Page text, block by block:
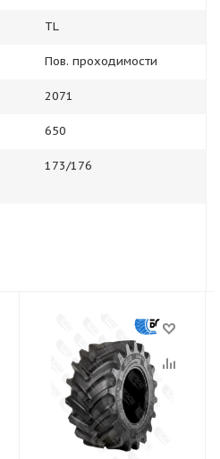
TL
Пов. проходимости
2071
650
173/176